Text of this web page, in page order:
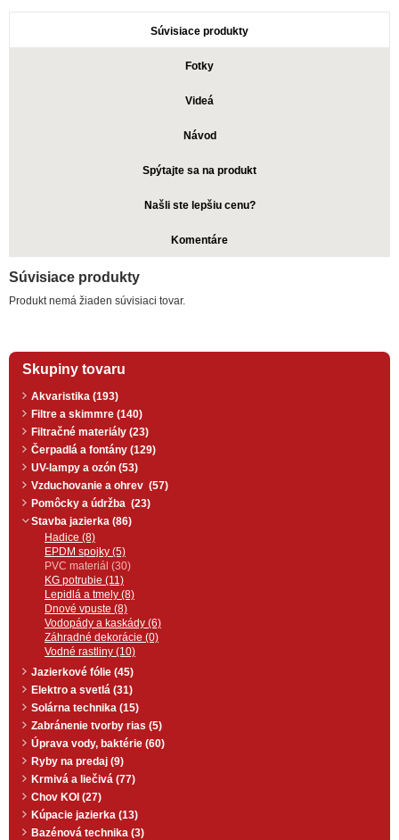
Súvisiace produkty
Fotky
Videá
Návod
Spýtajte sa na produkt
Našli ste lepšiu cenu?
Komentáre
Súvisiace produkty
Produkt nemá žiaden súvisiaci tovar.
Skupiny tovaru
Akvaristika (193)
Filtre a skimmre (140)
Filtračné materiály (23)
Čerpadlá a fontány (129)
UV-lampy a ozón (53)
Vzduchovanie a ohrev (57)
Pomôcky a údržba (23)
Stavba jazierka (86)
Hadice (8)
EPDM spojky (5)
PVC materiál (30)
KG potrubie (11)
Lepidlá a tmely (8)
Dnové vpuste (8)
Vodopády a kaskády (6)
Záhradné dekorácie (0)
Vodné rastliny (10)
Jazierkové fólie (45)
Elektro a svetlá (31)
Solárna technika (15)
Zabránenie tvorby rias (5)
Úprava vody, baktérie (60)
Ryby na predaj (9)
Krmivá a liečivá (77)
Chov KOI (27)
Kúpacie jazierka (13)
Bazénová technika (3)